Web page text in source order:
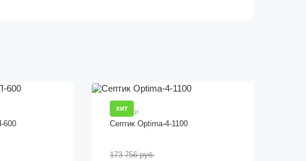
600
ХИТ
Септики
Септик Optima-4-1100
173 756 руб.